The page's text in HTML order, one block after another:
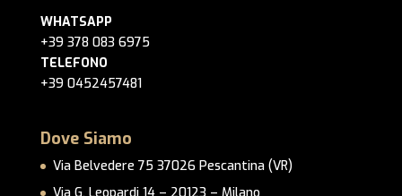
WHATSAPP
+39 378 083 6975
TELEFONO
+39 0452457481
Dove Siamo
Via Belvedere 75 37026 Pescantina (VR)